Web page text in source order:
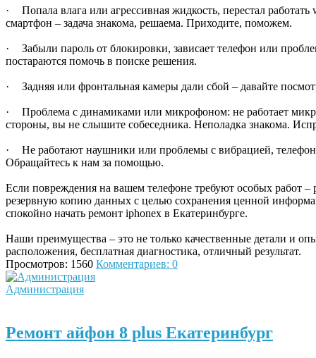
· Попала влага или агрессивная жидкость, перестал работать
смартфон – задача знакома, решаема. Приходите, поможем.
·
Забыли пароль от блокировки, зависает телефон или
постараются помочь в поиске решения.
· Задняя или фронтальная камеры дали сбой – давайте
·
Проблема с динамиками или микрофоном: не работает
стороны, вы не слышите собеседника. Неполадка знакома.
·
Не работают наушники или проблемы с вибрацией,
Обращайтесь к нам за помощью.
Если повреждения на вашем телефоне требуют особых работ –
резервную копию данных с целью сохранения ценной
спокойно начать ремонт iphoneх в Екатеринбурге.
Наши преимущества – это не только качественные детали и
расположения, бесплатная диагностика, отличный результат.
Просмотров: 1560 Комментариев: 0
Администрация
Ремонт айфон 8 plus Екатеринбург